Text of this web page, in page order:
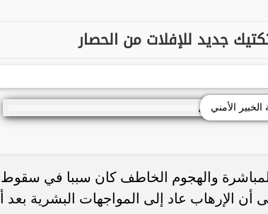
جديد للإفلات من الحصار
الأمني
والهجوم الخاطف كان سببا في سقوط
أن الإرهاب عاد إلى المواجهات البشرية بعد